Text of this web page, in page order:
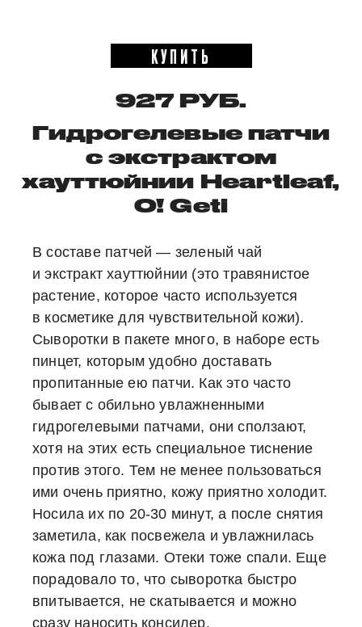
КУПИТЬ
927 РУБ.
Гидрогелевые патчи
с экстрактом
хауттюйнии Heartleaf,
O! Geti
В составе патчей — зеленый чай
и экстракт хауттюйнии (это травянистое
растение, которое часто используется
в косметике для чувствительной кожи).
Сыворотки в пакете много, в наборе есть
пинцет, которым удобно доставать
пропитанные ею патчи. Как это часто
бывает с обильно увлажненными
гидрогелевыми патчами, они сползают,
хотя на этих есть специальное тиснение
против этого. Тем не менее пользоваться
ими очень приятно, кожу приятно холодит.
Носила их по 20-30 минут, а после снятия
заметила, как посвежела и увлажнилась
кожа под глазами. Отеки тоже спали. Еще
порадовало то, что сыворотка быстро
впитывается, не скатывается и можно
сразу наносить консилер.